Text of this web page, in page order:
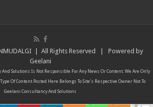
| All Rights Reserved | Powered by
Geelani
And Solutions Is Not Responsible For Any News Or Content. We Are Only
Of Content Posted Here Belongs To Site's Respective Owner Not To
Geelani Consultancy And Solutions